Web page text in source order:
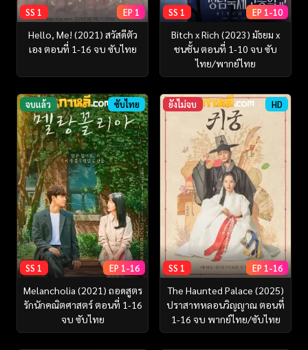
SS 1 EP 1
Hello, Me! (2021) สวัสดีตัว
เอง ตอนที่ 1-16 จบ ซับไทย
SS 1 EP 1-10
Bitch x Rich (2023) มัธยม x
ชนชั้น ตอนที่ 1-10 จบ ซับ
ไทย/พากย์ไทย
จบแล้ว ซับไทย
SS 1 EP 1-16
Melancholia (2021) ถอดสูตร
รักนักคณิตศาสตร์ ตอนที่ 1-16
จบ ซับไทย
ยังไม่จบ HD
SS 1 EP 1-16
The Haunted Palace (2025)
ปราสาทหลอนวิญญาณ ตอนที่
1-16 จบ พากย์ไทย/ซับไทย